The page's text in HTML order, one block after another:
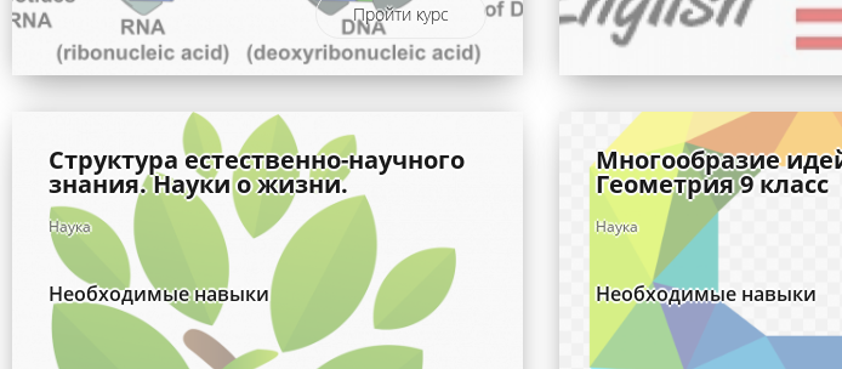
Пройти курс
Структура естественно-научного
знания. Науки о жизни.
Наука
Необходимые навыки
Многообразие
Геометрия 9 класс
Наука
Необходимые навыки